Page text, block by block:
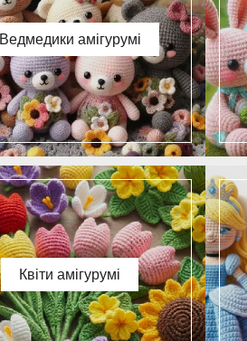
Ведмедики амігурумі
Квіти амігурумі